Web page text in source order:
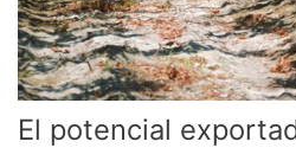
El potencial